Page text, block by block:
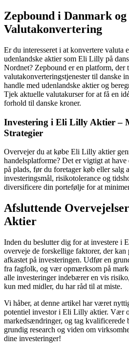
Zepbound i Danmark og
Valutakonvertering
Er du interesseret i at konvertere valuta
udenlandske aktier som Eli Lilly på
Nordnet? Zepbound er en platform, der
valutakonverteringstjenester til danske
handle med udenlandske aktier og
Tjek aktuelle valutakurser for at få en
forhold til danske kroner.
Investering i Eli Lilly Aktier –
Strategier
Overvejer du at købe Eli Lilly aktier
handelsplatforme? Det er vigtigt at
på plads, før du foretager køb eller salg
investeringsmål, risikotolerance og
diversificere din portefølje for at
Afsluttende
Aktier
Inden du beslutter dig for at investere i
overveje de forskellige faktorer, der
afkastet på investeringen. Udfør en
fra fagfolk, og vær opmærksom på
alle investeringer indebærer en vis
kun med midler, du har råd til at miste.
Vi håber, at denne artikel har været
potentiel investor i Eli Lilly aktier. Vær
markedsændringer, og tag kvalificerede
grundig research og viden om
dine investeringer!